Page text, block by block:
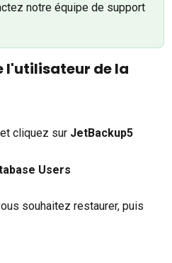
notre équipe de support
l'utilisateur de la
et cliquez sur JetBackup5
Users
souhaitez restaurer, puis